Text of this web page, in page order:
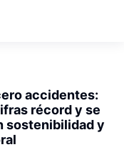
accidentes:
récord y se
sostenibilidad y